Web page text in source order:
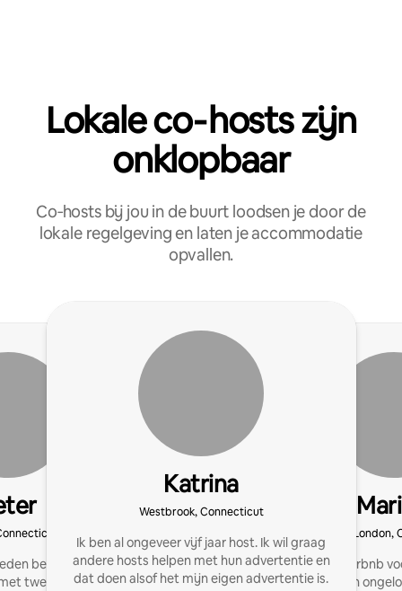
Lokale co‑hosts zijn
onklopbaar
Co‑hosts bij jou in de buurt loodsen je door de
lokale regelgeving en laten je accommodatie
opvallen.
begonnen met
twee advertenties.
Katrina
Westbrook, Connecticut
Ik ben al ongeveer vijf jaar host. Ik wil graag
andere hosts helpen met hun advertentie en
dat doen alsof het mijn eigen advertentie is.
New
Verhuren op Airbnb
jaar was het een